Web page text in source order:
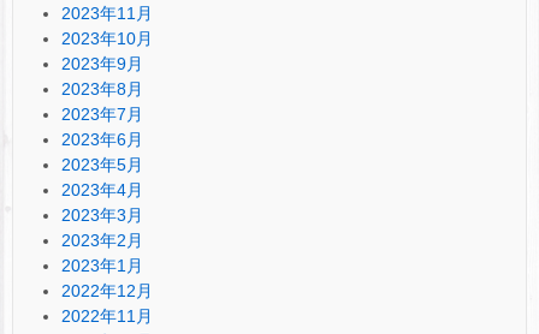
2023年11月
2023年10月
2023年9月
2023年8月
2023年7月
2023年6月
2023年5月
2023年4月
2023年3月
2023年2月
2023年1月
2022年12月
2022年11月